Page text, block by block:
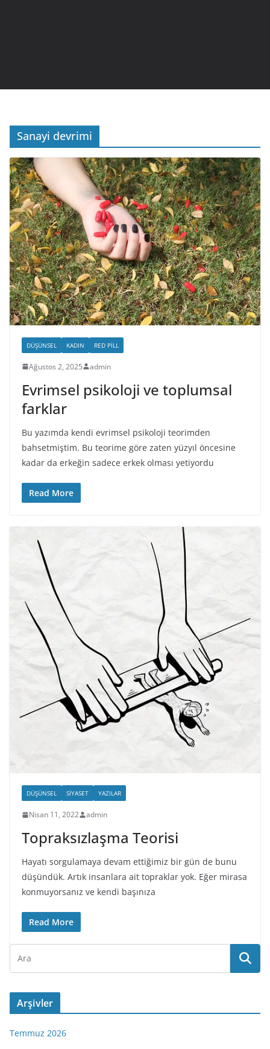
Sanayi devrimi
DÜŞÜNSEL KADIN RED PILL
Ağustos 2, 2025 admin
Evrimsel psikoloji ve toplumsal
farklar
Bu yazımda kendi evrimsel psikoloji teorimden
bahsetmiştim. Bu teorime göre zaten yüzyıl öncesine
kadar da erkeğin sadece erkek olması yetiyordu
Read More
DÜŞÜNSEL SIYASET YAZILAR
Nisan 11, 2022 admin
Topraksızlaşma Teorisi
Hayatı sorgulamaya devam ettiğimiz bir gün de bunu
düşündük. Artık insanlara ait topraklar yok. Eğer mirasa
konmuyorsanız ve kendi başınıza
Read More
Arşivler
Temmuz 2026